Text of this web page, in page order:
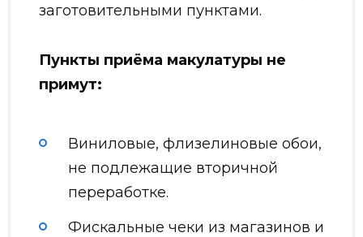
заготовительными пунктами.
Пункты приёма макулатуры не
примут:
Виниловые, флизелиновые обои,
не подлежащие вторичной
переработке.
Фискальные чеки из магазинов и